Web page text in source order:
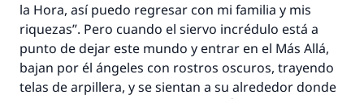
la Hora, así puedo regresar con mi familia y mis
riquezas”. Pero cuando el siervo incrédulo está a
punto de dejar este mundo y entrar en el Más Allá,
bajan por él ángeles con rostros oscuros, trayendo
telas de arpillera, y se sientan a su alrededor donde